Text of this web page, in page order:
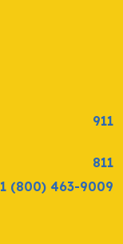
911
811
1 (800) 463-9009